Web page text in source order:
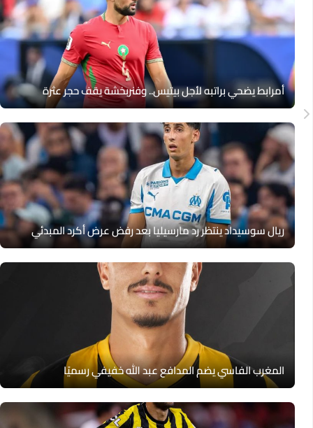
أمرابط يضحي براتبه لأجل بيتيس.. وفنربخشة يقف حجر عثرة
ريال سوسيداد ينتظر رد مارسيليا بعد رفض عرض أكرد المبدئي
المغرب الفاسي يضم المدافع عبد الله خفيفي رسميًا